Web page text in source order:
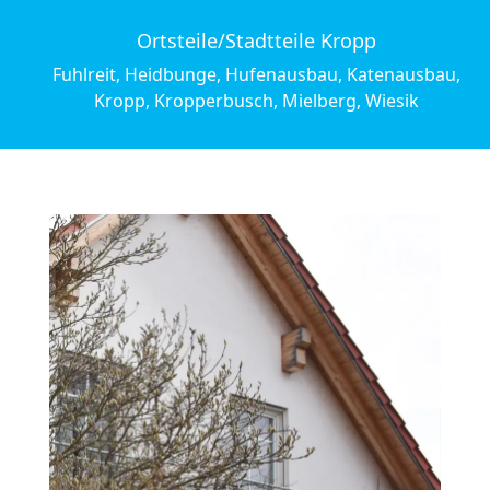
Ortsteile/Stadtteile Kropp
Fuhlreit, Heidbunge, Hufenausbau, Katenausbau,
Kropp, Kropperbusch, Mielberg, Wiesik